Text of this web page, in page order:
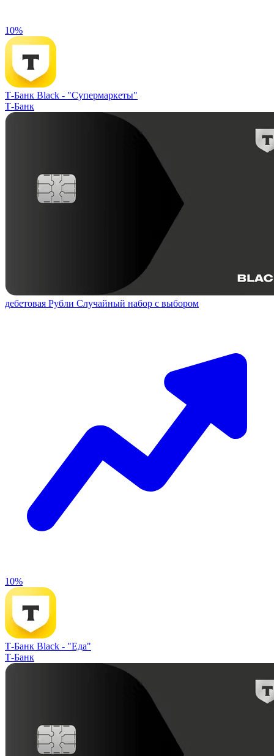
10%
Т-Банк Black - "Супермаркеты"
Т-Банк
дебетовая Рубли Случайный набор с выбором
10%
Т-Банк Black - "Еда"
Т-Банк